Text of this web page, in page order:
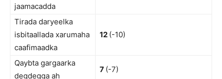
jaamacadda
Tirada daryeelka
isbitaallada xarumaha
caafimaadka
12 (-10)
Qaybta gargaarka
degdegga ah
7 (-7)